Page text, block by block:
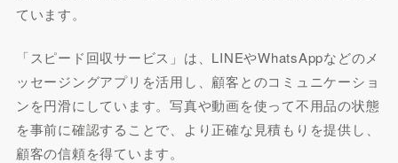
ています。
「スピード回収サービス」は、LINEやWhatsAppなどのメ
ッセージングアプリを活用し、顧客とのコミュニケーショ
ンを円滑にしています。写真や動画を使って不用品の状態
を事前に確認することで、より正確な見積もりを提供し、
顧客の信頼を得ています。